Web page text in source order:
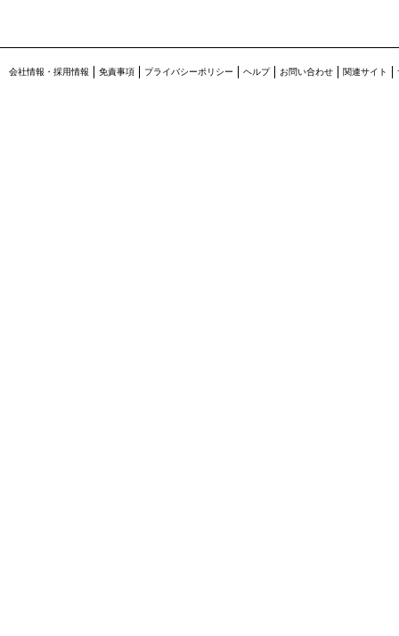
会社情報・採用情報 免責事項 プライバシーポリシー ヘルプ お問い合わせ 関連サイト